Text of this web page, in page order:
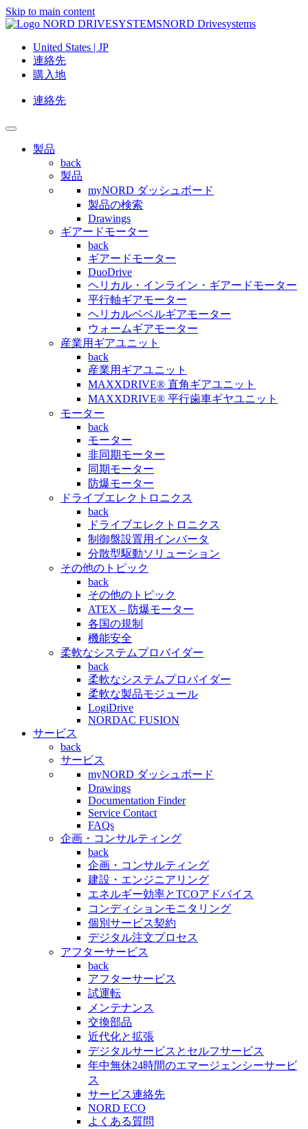
Skip to main content
NORD Drivesystems
United States | JP
連絡先
購入地
連絡先
製品
back
製品
myNORD ダッシュボード
製品の検索
Drawings
ギアードモーター
back
ギアードモーター
DuoDrive
ヘリカル・インライン・ギアードモーター
平行軸ギアモーター
ヘリカルベベルギアモーター
ウォームギアモーター
産業用ギアユニット
back
産業用ギアユニット
MAXXDRIVE® 直角ギアユニット
MAXXDRIVE® 平行歯車ギヤユニット
モーター
back
モーター
非同期モーター
同期モーター
防爆モーター
ドライブエレクトロニクス
back
ドライブエレクトロニクス
制御盤設置用インバータ
分散型駆動ソリューション
その他のトピック
back
その他のトピック
ATEX – 防爆モーター
各国の規制
機能安全
柔軟なシステムプロバイダー
back
柔軟なシステムプロバイダー
柔軟な製品モジュール
LogiDrive
NORDAC FUSION
サービス
back
サービス
myNORD ダッシュボード
Drawings
Documentation Finder
Service Contact
FAQs
企画・コンサルティング
back
企画・コンサルティング
建設・エンジニアリング
エネルギー効率とTCOアドバイス
コンディションモニタリング
個別サービス契約
デジタル注文プロセス
アフターサービス
back
アフターサービス
試運転
メンテナンス
交換部品
近代化と拡張
デジタルサービスとセルフサービス
年中無休24時間のエマージェンシーサービ
ス
サービス連絡先
NORD ECO
よくある質問